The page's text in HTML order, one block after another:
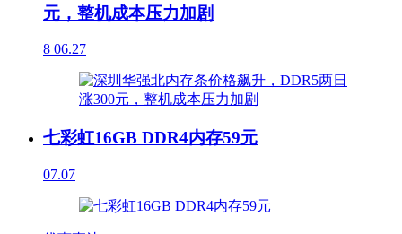
元，整机成本压力加剧
8 06.27
七彩虹16GB DDR4内存59元
07.07